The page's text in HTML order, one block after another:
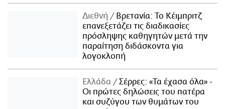
Διεθνή
Βρετανία: Το Κέιμπριτζ
επανεξετάζει τις διαδικασίες
πρόσληψης καθηγητών μετά την
παραίτηση διδάσκοντα για
λογοκλοπή
Ελλάδα
Σέρρες: «Τα έχασα όλα» -
Οι πρώτες δηλώσεις του πατέρα
και συζύγου των θυμάτων του